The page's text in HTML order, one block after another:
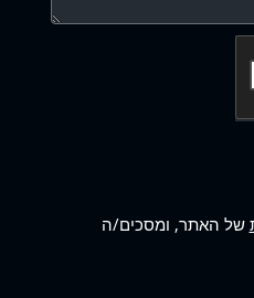
של האתר, ומסכים/ה